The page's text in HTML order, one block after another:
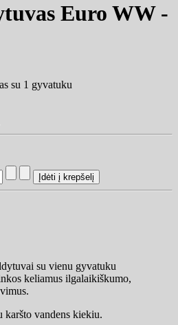
Euro WW -
su 1 gyvatuku
su vienu gyvatuku
keliamus ilgalaikiškumo,
vandens kiekiu.